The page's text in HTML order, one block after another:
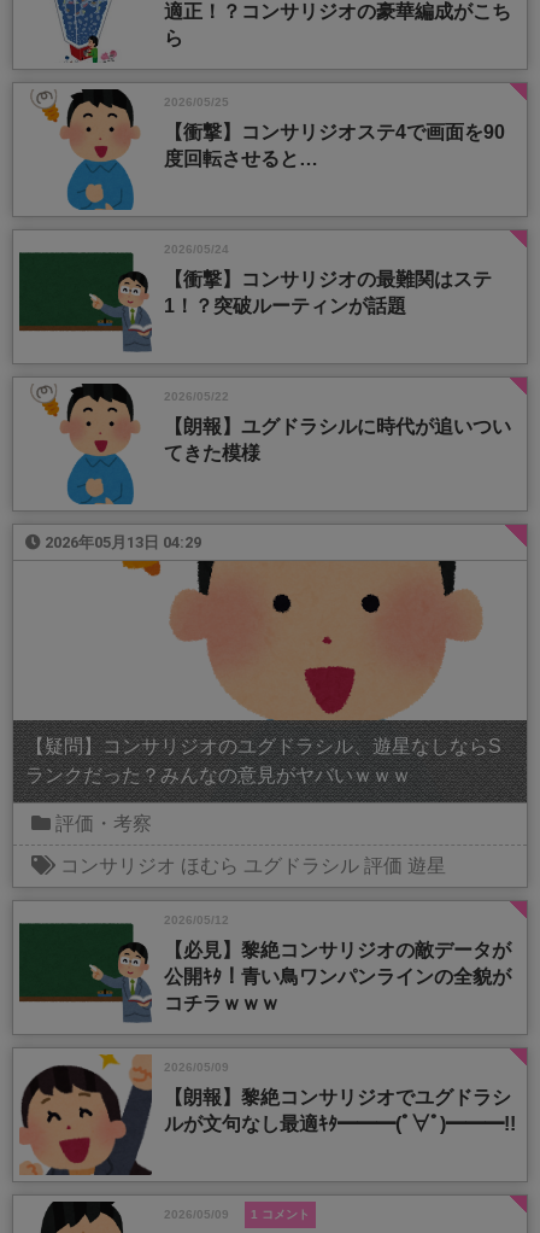
適正！？コンサリジオの豪華編成がこち
ら
2026/05/25
【衝撃】コンサリジオステ4で画面を90
度回転させると…
2026/05/24
【衝撃】コンサリジオの最難関はステ
1！？突破ルーティンが話題
2026/05/22
【朗報】ユグドラシルに時代が追いつい
てきた模様
2026年05月13日 04:29
【疑問】コンサリジオのユグドラシル、遊星なしならS
ランクだった？みんなの意見がヤバいｗｗｗ
評価・考察
コンサリジオ ほむら ユグドラシル 評価 遊星
2026/05/12
【必見】黎絶コンサリジオの敵データが
公開ｷﾀ！青い鳥ワンパンラインの全貌が
コチラｗｗｗ
2026/05/09
【朗報】黎絶コンサリジオでユグドラシ
ルが文句なし最適ｷﾀ━━━(ﾟ∀ﾟ)━━━!!
2026/05/09 1 コメント